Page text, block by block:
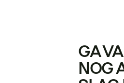
GA
NOG